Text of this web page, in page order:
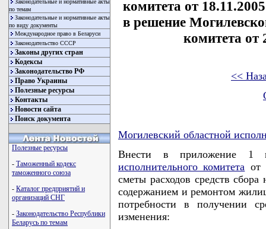
Законодательные и нормативные акты
по темам
Законодательные и нормативные акты
по виду документы
Международное право в Беларуси
Законодательство СССР
Законы других стран
Кодексы
Законодательство РФ
Право Украины
Полезные ресурсы
Контакты
Новости сайта
Поиск документа
Полезные ресурсы
- Таможенный кодекс
таможенного союза
- Каталог предприятий и
организаций СНГ
- Законодательство Республики
Беларусь по темам
комитета от
в решение
комитета от
<<
Могилевский областной
Внести в приложение
исполнительного комитета от
сметы расходов средств
содержанием и ремонтом
потребности в получении
изменения: